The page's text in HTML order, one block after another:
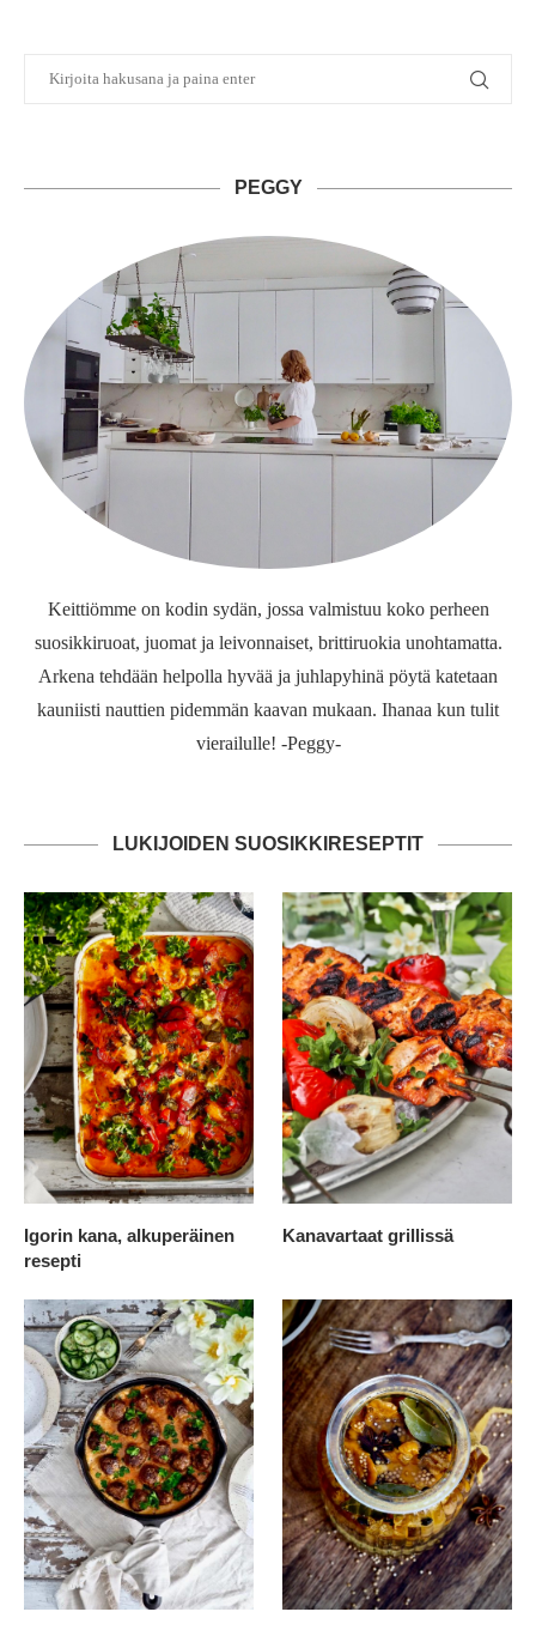
PEGGY
Keittiömme on kodin sydän, jossa valmistuu koko perheen
suosikkiruoat, juomat ja leivonnaiset, brittiruokia unohtamatta.
Arkena tehdään helpolla hyvää ja juhlapyhinä pöytä katetaan
kauniisti nauttien pidemmän kaavan mukaan. Ihanaa kun tulit
vierailulle! -Peggy-
LUKIJOIDEN SUOSIKKIRESEPTIT
Igorin kana, alkuperäinen
resepti
Kanavartaat grillissä